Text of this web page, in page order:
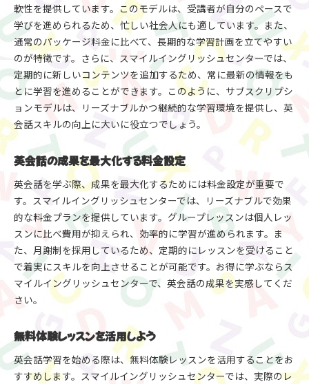
軟性を提供しています。このモデルは、受講者が自分のペースで
学びを進められるため、忙しい社会人にも適しています。また、
通常のパッケージ料金に比べて、長期的な学習計画を立てやすい
のが特徴です。さらに、スマイルイングリッシュセンターでは、
定期的に新しいコンテンツを追加するため、常に最新の情報をも
とに学習を進めることができます。このように、サブスクリプシ
ョンモデルは、リーズナブルかつ継続的な学習環境を提供し、英
会話スキルの向上に大いに役立つでしょう。
英会話の成果を最大化する料金設定
英会話を学ぶ際、成果を最大化するためには料金設定が重要で
す。スマイルイングリッシュセンターでは、リーズナブルで効果
的な料金プランを提供しています。グループレッスンは個人レッ
スンに比べ費用が抑えられ、効率的に学習が進められます。ま
た、月謝制を採用しているため、定期的にレッスンを受けること
で着実にスキルを向上させることが可能です。お得に学ぶならス
マイルイングリッシュセンターで、英会話の成果を実感してくだ
さい。
無料体験レッスンを活用しよう
英会話学習を始める際は、無料体験レッスンを活用することをお
すすめします。スマイルイングリッシュセンターでは、実際のレ